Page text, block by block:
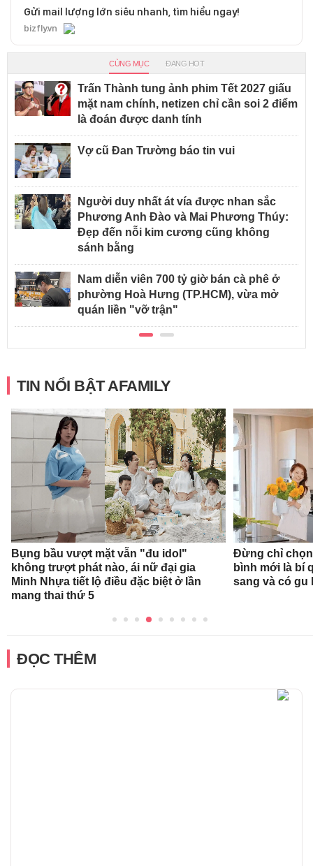
Gửi mail lượng lớn siêu nhanh, tìm hiểu ngay!
bizfly.vn
CÙNG MỤC ĐANG HOT
Trấn Thành tung ảnh phim Tết 2027 giấu
mặt nam chính, netizen chỉ cần soi 2 điểm
là đoán được danh tính
Vợ cũ Đan Trường báo tin vui
Người duy nhất át vía được nhan sắc
Phương Anh Đào và Mai Phương Thúy:
Đẹp đến nỗi kim cương cũng không
sánh bằng
Nam diễn viên 700 tỷ giờ bán cà phê ở
phường Hoà Hưng (TP.HCM), vừa mở
quán liền "vỡ trận"
TIN NỔI BẬT AFAMILY
Bụng bầu vượt mặt vẫn "đu idol"
không trượt phát nào, ái nữ đại gia
Minh Nhựa tiết lộ điều đặc biệt ở lần
mang thai thứ 5
Đừng chỉ
bình mới là bí
sang và có gu
ĐỌC THÊM